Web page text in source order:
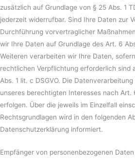
zusätzlich auf Grundlage von § 25 Abs. 1
jederzeit widerrufbar. Sind Ihre Daten zur
Durchführung vorvertraglicher
wir Ihre Daten auf Grundlage des Art. 6
Weiteren verarbeiten wir Ihre Daten,
rechtlichen Verpflichtung erforderlich sind
Abs. 1 lit. c DSGVO. Die
unseres berechtigten Interesses nach Art.
erfolgen. Über die jeweils im Einzelfall
Rechtsgrundlagen wird in den folgenden
Datenschutzerklärung informiert.
Empfänger von personenbezogenen Daten